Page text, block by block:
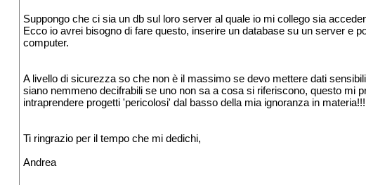
Suppongo che ci sia un db sul loro server al quale io mi collego sia
Ecco io avrei bisogno di fare questo, inserire un database su un server e
computer.
A livello di sicurezza so che non è il massimo se devo mettere dati
siano nemmeno decifrabili se uno non sa a cosa si riferiscono, questo mi
intraprendere progetti 'pericolosi' dal basso della mia ignoranza in materia!!!
Ti ringrazio per il tempo che mi dedichi,
Andrea